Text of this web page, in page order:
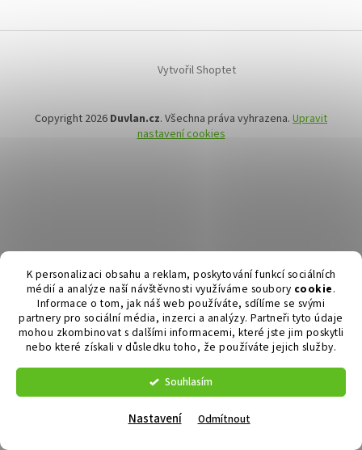
K personalizaci obsahu a reklam, poskytování funkcí sociálních
médií a analýze naší návštěvnosti využíváme soubory cookie.
Informace o tom, jak náš web používáte, sdílíme se svými
partnery pro sociální média, inzerci a analýzy. Partneři tyto údaje
mohou zkombinovat s dalšími informacemi, které jste jim poskytli
nebo které získali v důsledku toho, že používáte jejich služby.
Souhlasím
Nastavení Odmítnout
Vytvořil Shoptet
Copyright 2026 Duvlan.cz. Všechna práva vyhrazena. Upravit
nastavení cookies